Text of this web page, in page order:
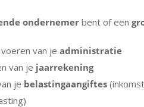
ondernemerbent of een
van je administratie
van je jaarrekening
je belastingaangiftes